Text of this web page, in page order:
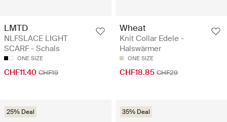
LMTD
NLFSLACE LIGHT
SCARF - Schals
ONE SIZE
CHF11.40 CHF19
Wheat
Knit Collar Edele -
Halswärmer
ONE SIZE
CHF18.85 CHF29
25% Deal 35% Deal